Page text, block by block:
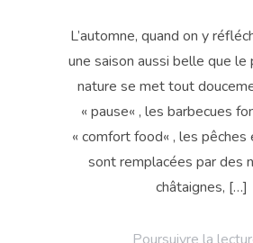
L’automne, quand on y
une saison aussi belle que le
nature se met tout
« pause« , les barbecues
« comfort food« , les
sont remplacées par des
châtaignes, […]